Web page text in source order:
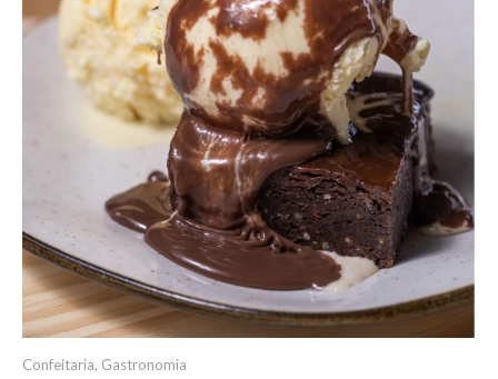
Confeitaria, Gastronomia